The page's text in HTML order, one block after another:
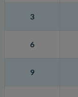
3
6
9